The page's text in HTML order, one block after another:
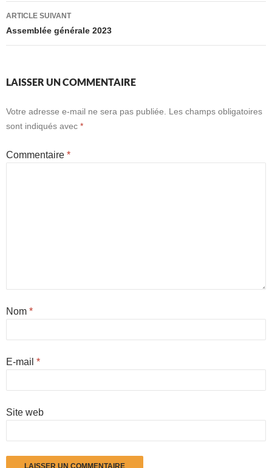
articles
ARTICLE SUIVANT
Assemblée générale 2023
LAISSER UN COMMENTAIRE
Votre adresse e-mail ne sera pas publiée. Les champs obligatoires
sont indiqués avec *
Commentaire *
Nom *
E-mail *
Site web